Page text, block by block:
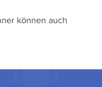
können auch